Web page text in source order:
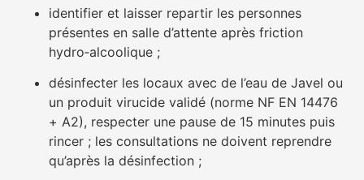
identifier et laisser repartir les personnes
présentes en salle d’attente après friction
hydro‑alcoolique ;
désinfecter les locaux avec de l’eau de Javel ou
un produit virucide validé (norme NF EN 14476
+ A2), respecter une pause de 15 minutes puis
rincer ; les consultations ne doivent reprendre
qu’après la désinfection ;